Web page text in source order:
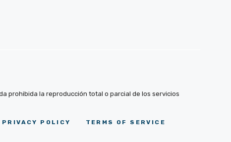
prohibida la reproducción total o parcial de los servicios
PRIVACY POLICY TERMS OF SERVICE